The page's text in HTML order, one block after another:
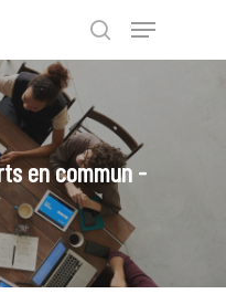
ou
en commun -